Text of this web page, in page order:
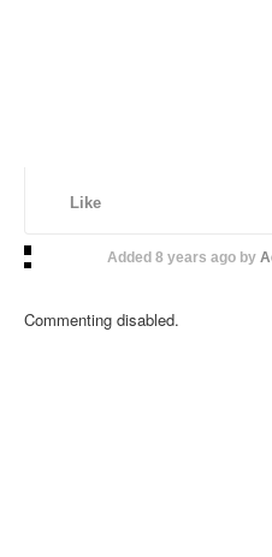
Like
Added 8 years agoby
Commenting disabled.